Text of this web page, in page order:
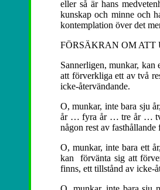
eller så är hans
kunskap och minne och
kontemplation över det
FÖRSÄKRAN OM ATT
Sannerligen, munkar, kan
att förverkliga ett av två
icke-återvändande.
O, munkar, inte bara sju
år … fyra år … tre år …
någon rest av
O, munkar, inte bara ett
kan förvänta sig att
finns, ett tillstånd av icke-